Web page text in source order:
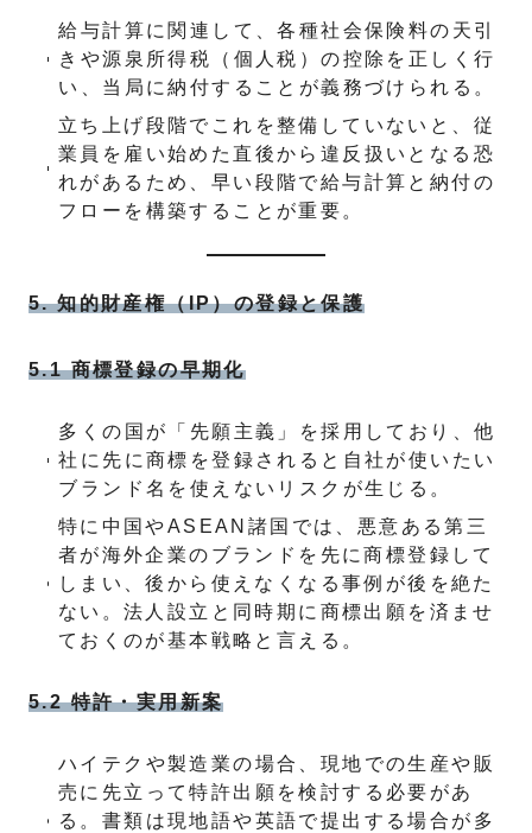
給与計算に関連して、各種社会保険料の天引
きや源泉所得税（個人税）の控除を正しく行
い、当局に納付することが義務づけられる。
立ち上げ段階でこれを整備していないと、従
業員を雇い始めた直後から違反扱いとなる恐
れがあるため、早い段階で給与計算と納付の
フローを構築することが重要。
5. 知的財産権（IP）の登録と保護
5.1 商標登録の早期化
多くの国が「先願主義」を採用しており、他
社に先に商標を登録されると自社が使いたい
ブランド名を使えないリスクが生じる。
特に中国やASEAN諸国では、悪意ある第三
者が海外企業のブランドを先に商標登録して
しまい、後から使えなくなる事例が後を絶た
ない。法人設立と同時期に商標出願を済ませ
ておくのが基本戦略と言える。
5.2 特許・実用新案
ハイテクや製造業の場合、現地での生産や販
売に先立って特許出願を検討する必要があ
る。書類は現地語や英語で提出する場合が多